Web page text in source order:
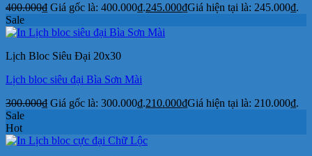
400.000₫ Giá gốc là: 400.000₫.245.000₫Giá hiện tại là: 245.000₫.
Sale
Lịch Bloc Siêu Đại 20x30
Lịch bloc siêu đại Bìa Sơn Mài
300.000₫ Giá gốc là: 300.000₫.210.000₫Giá hiện tại là: 210.000₫.
Sale
Hot